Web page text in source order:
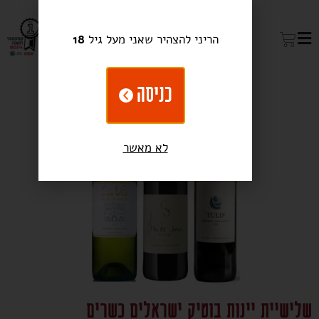
שלישיית יינות בוטיק ישראלים כשרים
הריני להצהיר שאני מעל גיל18
כניסה
לא מאשר